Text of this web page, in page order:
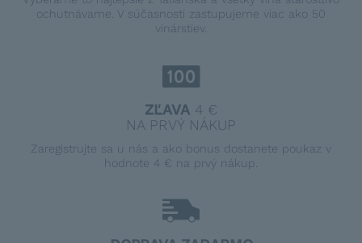
ochutnávame. V súčasnosti zastupujeme viac ako 50
vinárstiev.
ZĽAVA 4 €
NA PRVÝ NÁKUP
Zaregistrujte sa u nás a ako bonus dostanete poukaz v
hodnote 4 € na prvý nákup.